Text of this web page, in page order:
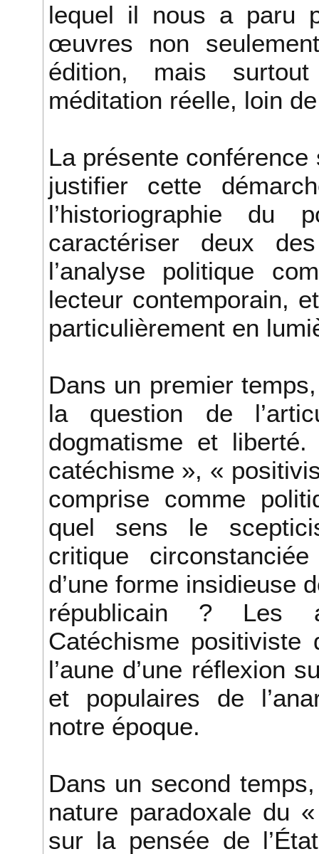
lequel il nous a paru
œuvres non
édition, mais
méditation réelle, loin
La présente
justifier cette
l’historiographie du
caractériser deux
l’analyse politique
lecteur contemporain,
particulièrement en
Dans un premier
la question de
dogmatisme et
catéchisme », «
comprise comme
quel sens le
critique
d’une forme insidieuse
républicain ? Les
Catéchisme
l’aune d’une réflexion
et populaires de
notre époque.
Dans un second
nature paradoxale du
sur la pensée de